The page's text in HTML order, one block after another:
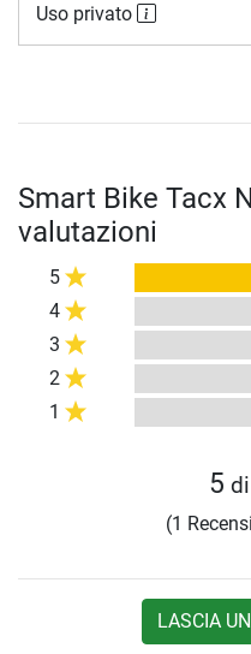
Uso privato
Smart Bike Tacx
valutazioni
5
4
3
2
1
5
(1
LASCIA